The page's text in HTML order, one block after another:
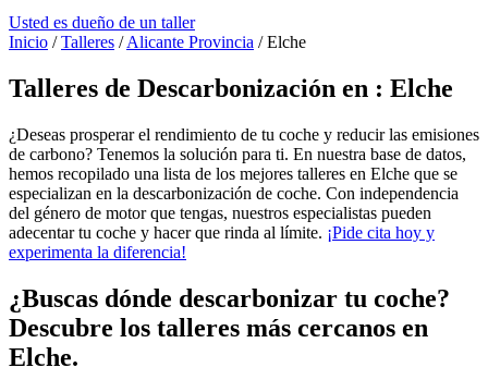
Usted es dueño de un taller
Inicio /Talleres /Alicante Provincia /Elche
Talleres de Descarbonización en : Elche
¿Deseas prosperar el rendimiento de tu coche y reducir las emisiones
de carbono? Tenemos la solución para ti. En nuestra base de datos,
hemos recopilado una lista de los mejores talleres en Elche que se
especializan en la descarbonización de coche. Con independencia
del género de motor que tengas, nuestros especialistas pueden
adecentar tu coche y hacer que rinda al límite. ¡Pide cita hoy y
experimenta la diferencia!
¿Buscas dónde descarbonizar tu coche?
Descubre los talleres más cercanos en
Elche.